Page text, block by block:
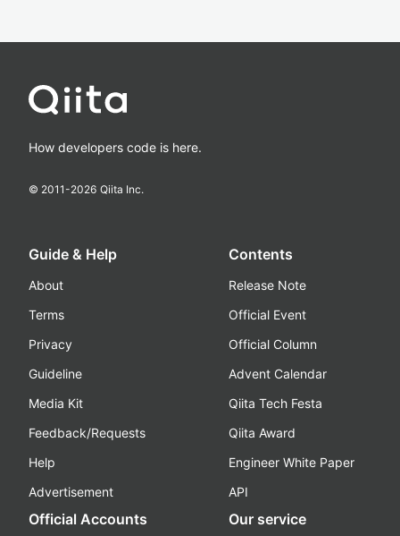
How developers code is here.
© 2011-2026 Qiita Inc.
Guide & Help
About
Terms
Privacy
Guideline
Media Kit
Feedback/Requests
Help
Advertisement
Contents
Release Note
Official Event
Official Column
Advent Calendar
Qiita Tech Festa
Qiita Award
Engineer White Paper
API
Official Accounts Our service